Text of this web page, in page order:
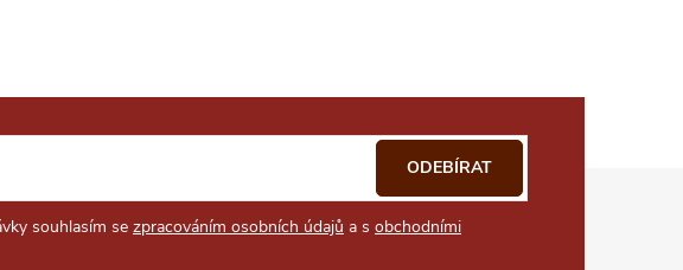
souhlasím se zpracováním osobních údajů a s obchodními
ODEBÍRAT